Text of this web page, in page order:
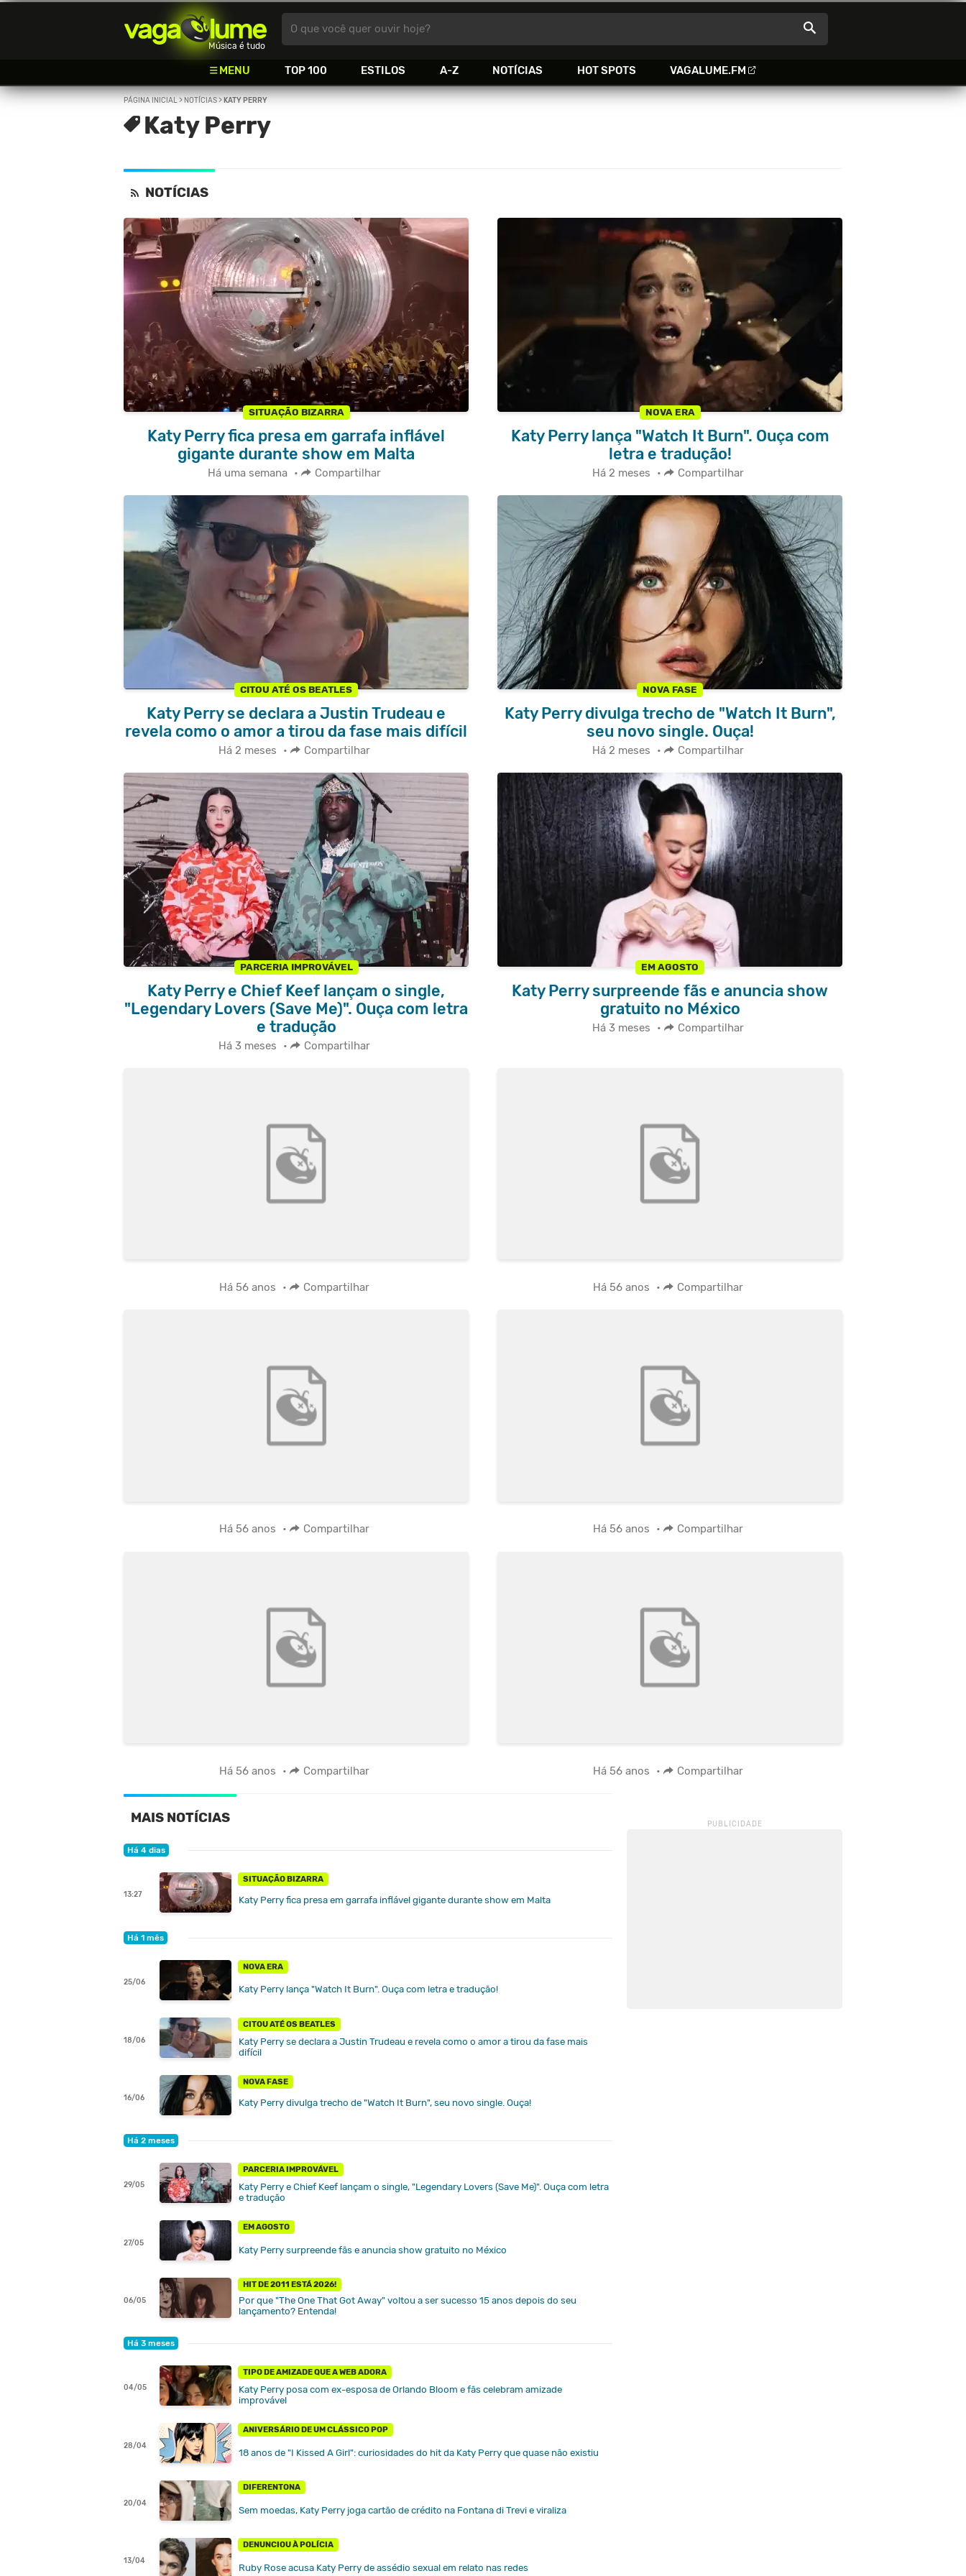
Vagalume
Música é tudo
MENU TOP 100 ESTILOS A-Z NOTÍCIAS HOT SPOTS VAGALUME.FM
O que você quer ouvir hoje?
PÁGINA INICIAL> NOTÍCIAS> KATY PERRY
Katy Perry
NOTÍCIAS
SITUAÇÃO BIZARRA
Katy Perry fica presa em garrafa inflável
gigante durante show em Malta
Há uma semana • Compartilhar
NOVA ERA
Katy Perry lança "Watch It Burn". Ouça com
letra e tradução!
Há 2 meses • Compartilhar
CITOU ATÉ OS BEATLES
Katy Perry se declara a Justin Trudeau e
revela como o amor a tirou da fase mais difícil
Há 2 meses • Compartilhar
NOVA FASE
Katy Perry divulga trecho de "Watch It Burn",
seu novo single. Ouça!
Há 2 meses • Compartilhar
PARCERIA IMPROVÁVEL
Katy Perry e Chief Keef lançam o single,
"Legendary Lovers (Save Me)". Ouça com letra
e tradução
Há 3 meses • Compartilhar
EM AGOSTO
Katy Perry surpreende fãs e anuncia show
gratuito no México
Há 3 meses • Compartilhar
Há 56 anos • Compartilhar Há 56 anos • Compartilhar
Há 56 anos • Compartilhar Há 56 anos • Compartilhar
Há 56 anos • Compartilhar Há 56 anos • Compartilhar
MAIS NOTÍCIAS
Há 4 dias
13:27
SITUAÇÃO BIZARRA
Katy Perry fica presa em garrafa inflável gigante durante show em Malta
Há 1 mês
25/06
NOVA ERA
Katy Perry lança "Watch It Burn". Ouça com letra e tradução!
18/06
CITOU ATÉ OS BEATLES
Katy Perry se declara a Justin Trudeau e revela como o amor a tirou da fase mais
difícil
16/06
NOVA FASE
Katy Perry divulga trecho de "Watch It Burn", seu novo single. Ouça!
Há 2 meses
29/05
PARCERIA IMPROVÁVEL
Katy Perry e Chief Keef lançam o single, "Legendary Lovers (Save Me)". Ouça com letra
e tradução
27/05
EM AGOSTO
Katy Perry surpreende fãs e anuncia show gratuito no México
06/05
HIT DE 2011 ESTÁ 2026!
Por que "The One That Got Away" voltou a ser sucesso 15 anos depois do seu
lançamento? Entenda!
Há 3 meses
04/05
TIPO DE AMIZADE QUE A WEB ADORA
Katy Perry posa com ex-esposa de Orlando Bloom e fãs celebram amizade
improvável
28/04
ANIVERSÁRIO DE UM CLÁSSICO POP
18 anos de "I Kissed A Girl": curiosidades do hit da Katy Perry que quase não existiu
20/04
DIFERENTONA
Sem moedas, Katy Perry joga cartão de crédito na Fontana di Trevi e viraliza
13/04
DENUNCIOU À POLÍCIA
Ruby Rose acusa Katy Perry de assédio sexual em relato nas redes